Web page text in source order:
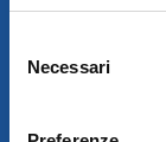
delNecessari